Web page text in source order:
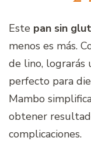
Este pan sin
menos es más.
de lino, lograrás
perfecto para
Mambo
obtener
complicaciones.